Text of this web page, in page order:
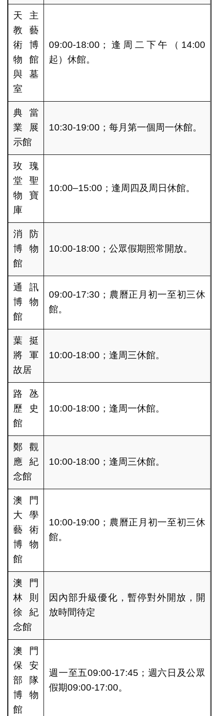
天主
教藝
術博
物館
與墓
室
09:00-18:00；逢周二下午（14:00
起）休館。
典當
業展
示館
10:30-19:00；每月第一個周一休館。
玫瑰
堂聖
物寶
庫
10:00–15:00；逢周四及周日休館。
消防
博物
館
10:00-18:00；公眾假期照常開放。
通訊
博物
館
09:00-17:30；農曆正月初一至初三休
館。
葉挺
將軍
故居
10:00-18:00；逢周三休館。
路氹
歷史
館
10:00-18:00；逢周一休館。
鄭觀
應紀
念館
10:00-18:00；逢周三休館。
澳門
大學
藝術
博物
館
10:00-19:00；農曆正月初一至初三休
館。
澳門
林則
徐紀
念館
因內部升級優化，暫停對外開放，開
放時間待定
澳門
保安
部隊
博物
館
週一至五09:00-17:45；週六日及公眾
假期09:00-17:00。